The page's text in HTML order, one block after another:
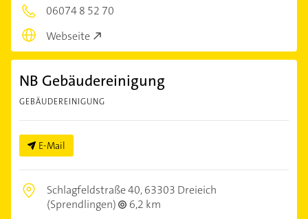
06074 8 52 70
Webseite
NB Gebäudereinigung
GEBÄUDEREINIGUNG
E-Mail
Schlagfeldstraße 40,63303 Dreieich
(Sprendlingen)
6,2 km